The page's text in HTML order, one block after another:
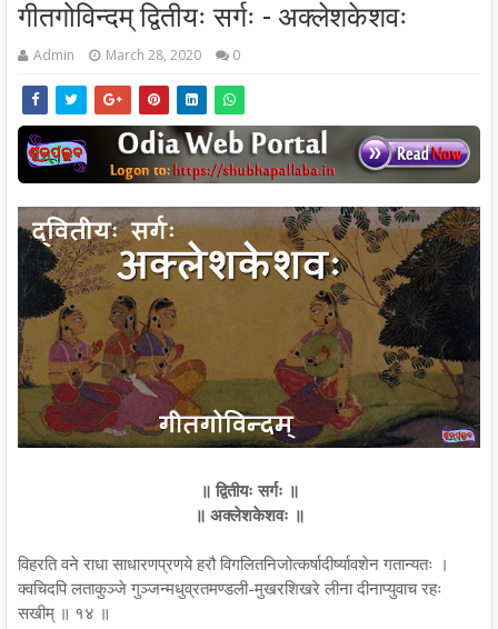
गीतगोविन्दम् द्वितीयः सर्गः - अक्लेशकेशवः
Admin March 28, 2020 0
॥ द्वितीयः सर्गः ॥
॥ अक्लेशकेशवः ॥
विहरति वने राधा साधारणप्रणये हरौ विगलितनिजोत्कर्षादीर्ष्यावशेन गतान्यतः ।
क्वचिदपि लताकुञ्जे गुञ्जन्मधुव्रतमण्डली-मुखरशिखरे लीना दीनाप्युवाच रहः
सखीम् ॥ १४ ॥